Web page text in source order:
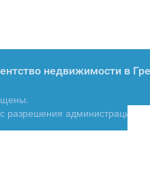
недвижимости в
администрации.